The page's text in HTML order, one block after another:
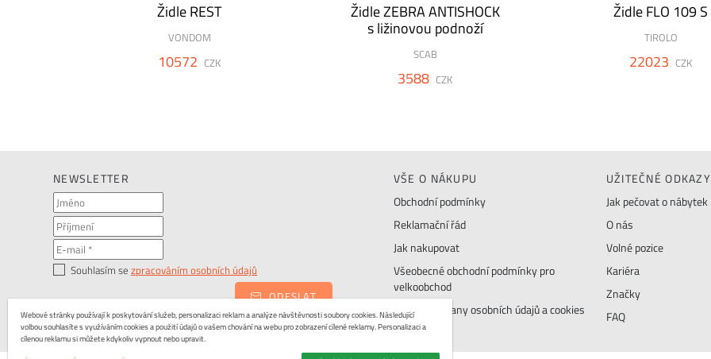
Židle REST
VONDOM
10572 CZK
Židle ZEBRA ANTISHOCK
s ližinovou podnoží
SCAB
3588 CZK
Židle FLO 109 S
TIROLO
22023 CZK
NEWSLETTER
Souhlasím se zpracováním osobních údajů
ODESLAT
VŠE O NÁKUPU
Obchodní podmínky
Reklamační řád
Jak nakupovat
Všeobecné obchodní podmínky pro
velkoobchod
Zásady ochrany osobních údajů a cookies
UŽITEČNÉ ODKAZY
Jak pečovat o nábytek
O nás
Volné pozice
Kariéra
Značky
FAQ
Webové stránky používají k poskytování služeb, personalizaci reklam a analýze návštěvnosti soubory cookies. Následující
volbou souhlasíte s využíváním cookies a použití údajů o vašem chování na webu pro zobrazení cílené reklamy. Personalizaci a
cílenou reklamu si můžete kdykoliv vypnout nebo upravit.